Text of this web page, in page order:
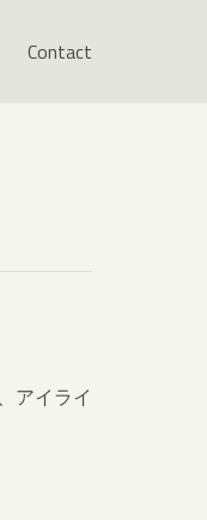
Contact
アイライ